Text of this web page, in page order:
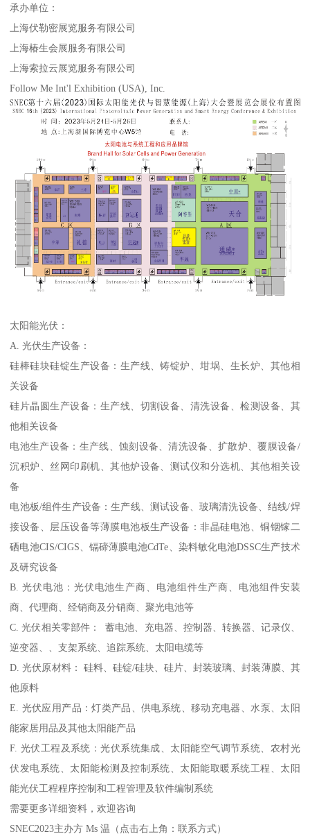
承办单位：
上海伏勒密展览服务有限公司
上海椿生会展服务有限公司
上海索拉云展览服务有限公司
Follow Me Int'l Exhibition (USA), Inc.
太阳能光伏：
A. 光伏生产设备：
硅棒硅块硅锭生产设备：生产线、铸锭炉、坩埚、生长炉、其他相
关设备
硅片晶圆生产设备：生产线、切割设备、清洗设备、检测设备、其
他相关设备
电池生产设备：生产线、蚀刻设备、清洗设备、扩散炉、覆膜设备/
沉积炉、丝网印刷机、其他炉设备、测试仪和分选机、其他相关设
备
电池板/组件生产设备：生产线、测试设备、玻璃清洗设备、结线/焊
接设备、层压设备等薄膜电池板生产设备：非晶硅电池、铜铟镓二
硒电池CIS/CIGS、镉碲薄膜电池CdTe、染料敏化电池DSSC生产技术
及研究设备
B. 光伏电池：光伏电池生产商、电池组件生产商、电池组件安装
商、代理商、经销商及分销商、聚光电池等
C. 光伏相关零部件： 蓄电池、充电器、控制器、转换器、记录仪、
逆变器、、支架系统、追踪系统、太阳电缆等
D. 光伏原材料： 硅料、硅锭/硅块、硅片、封装玻璃、封装薄膜、其
他原料
E. 光伏应用产品：灯类产品、供电系统、移动充电器、水泵、太阳
能家居用品及其他太阳能产品
F. 光伏工程及系统：光伏系统集成、太阳能空气调节系统、农村光
伏发电系统、太阳能检测及控制系统、太阳能取暖系统工程、太阳
能光伏工程程序控制和工程管理及软件编制系统
需要更多详细资料，欢迎咨询
SNEC2023主办方 Ms 温（点击右上角：联系方式）